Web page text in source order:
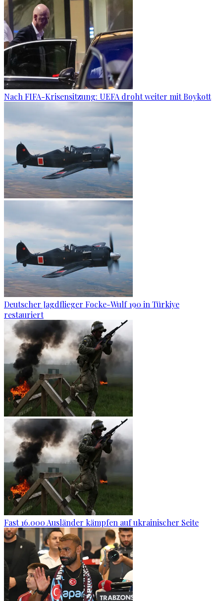
Nach FIFA-Krisensitzung: UEFA droht weiter mit Boykott
Deutscher Jagdflieger Focke-Wulf 190 in Türkiye
restauriert
Fast 16.000 Ausländer kämpfen auf ukrainischer Seite